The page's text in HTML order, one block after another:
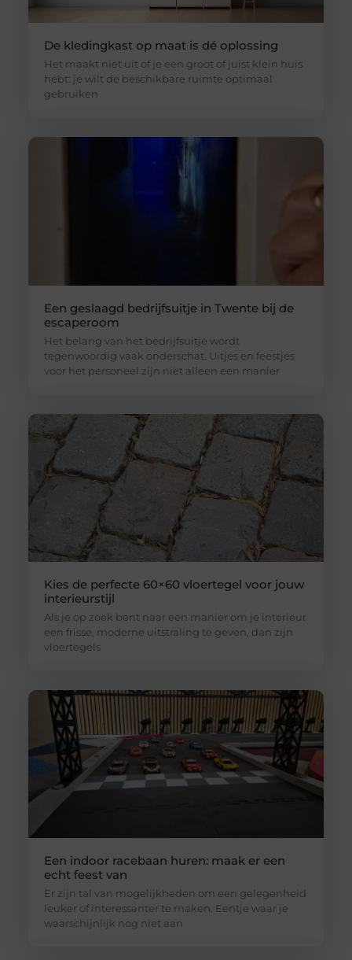
De kledingkast op maat is dé oplossing
Het maakt niet uit of je een groot of juist klein huis
hebt: je wilt de beschikbare ruimte optimaal
gebruiken
Een geslaagd bedrijfsuitje in Twente bij de
escaperoom
Het belang van het bedrijfsuitje wordt
tegenwoordig vaak onderschat. Uitjes en feestjes
voor het personeel zijn niet alleen een manier
Kies de perfecte 60×60 vloertegel voor jouw
interieurstijl
Als je op zoek bent naar een manier om je interieur
een frisse, moderne uitstraling te geven, dan zijn
vloertegels
Een indoor racebaan huren: maak er een
echt feest van
Er zijn tal van mogelijkheden om een gelegenheid
leuker of interessanter te maken. Eentje waar je
waarschijnlijk nog niet aan